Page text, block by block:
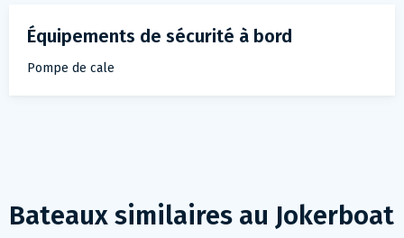
Équipements de sécurité à bord
Pompe de cale
Bateaux similaires au Jokerboat